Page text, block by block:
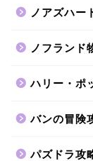
ノアズハー
ノフランド
ハリー・ポ
バンの冒険
パズドラ攻